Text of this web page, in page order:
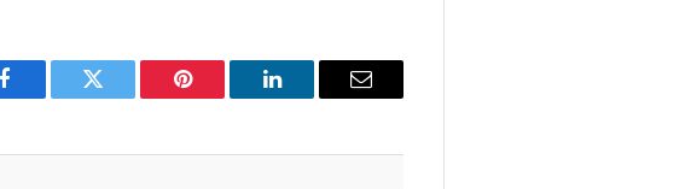
Facebook Twitter Pinterest LinkedIn Email